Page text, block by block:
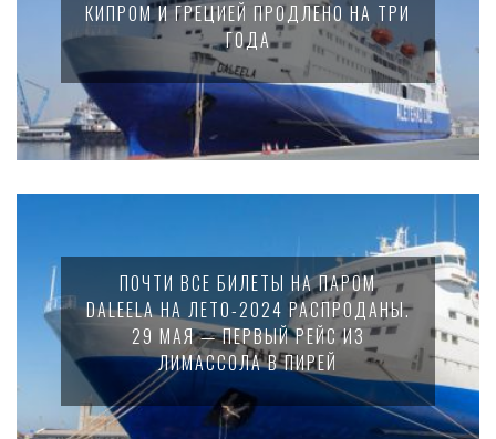
КИПРОМ И ГРЕЦИЕЙ ПРОДЛЕНО НА ТРИ
ГОДА
ПОЧТИ ВСЕ БИЛЕТЫ НА ПАРОМ
DALEELA НА ЛЕТО-2024 РАСПРОДАНЫ.
29 МАЯ — ПЕРВЫЙ РЕЙС ИЗ
ЛИМАССОЛА В ПИРЕЙ